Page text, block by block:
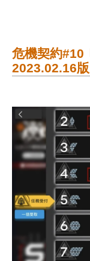
危機契約#10
2023.02.16